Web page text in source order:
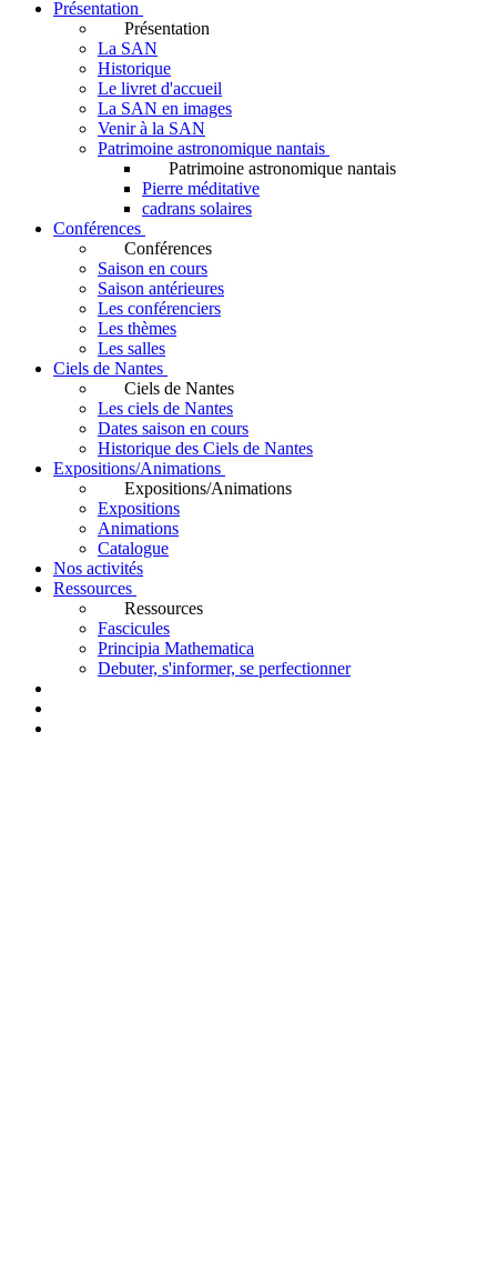
Présentation
Présentation
La SAN
Historique
Le livret d'accueil
La SAN en images
Venir à la SAN
Patrimoine astronomique nantais
Patrimoine astronomique nantais
Pierre méditative
cadrans solaires
Conférences
Conférences
Saison en cours
Saison antérieures
Les conférenciers
Les thèmes
Les salles
Ciels de Nantes
Ciels de Nantes
Les ciels de Nantes
Dates saison en cours
Historique des Ciels de Nantes
Expositions/Animations
Expositions/Animations
Expositions
Animations
Catalogue
Nos activités
Ressources
Ressources
Fascicules
Principia Mathematica
Debuter, s'informer, se perfectionner